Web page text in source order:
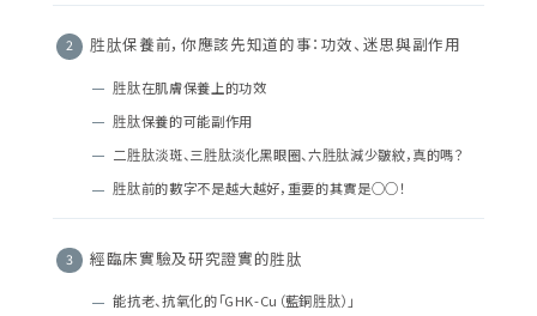
胜肽保養前，你應該先知道的事：功效、迷思與副作用
胜肽在肌膚保養上的功效
胜肽保養的可能副作用
二胜肽淡斑、三胜肽淡化黑眼圈、六胜肽減少皺紋，真的嗎？
胜肽前的數字不是越大越好，重要的其實是○○！
經臨床實驗及研究證實的胜肽
能抗老、抗氧化的「GHK-Cu（藍銅胜肽）」